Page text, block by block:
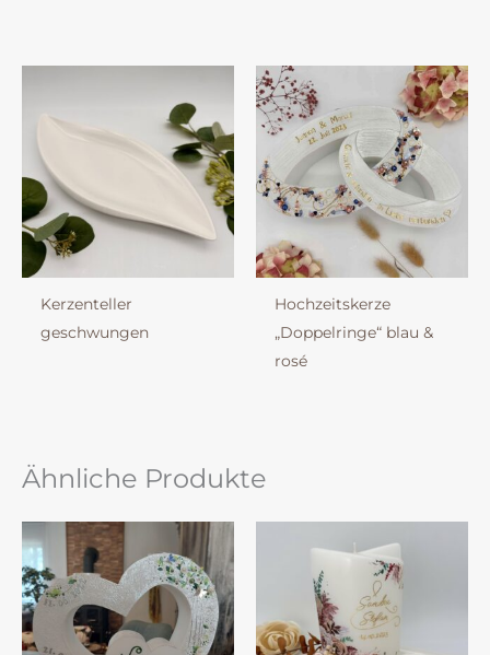
Kerzenteller
geschwungen
Hochzeitskerze
„Doppelringe“ blau &
rosé
Ähnliche Produkte